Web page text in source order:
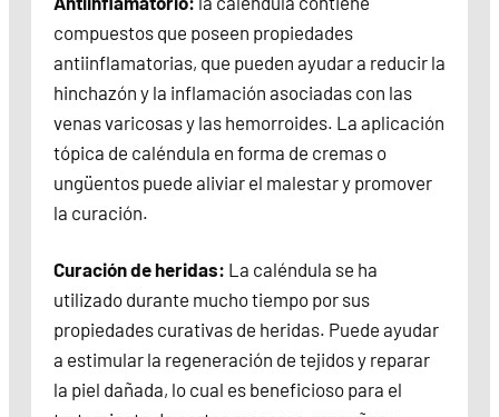
compuestos que poseen propiedades
antiinflamatorias, que pueden ayudar a reducir la
hinchazón y la inflamación asociadas con las
venas varicosas y las hemorroides. La aplicación
tópica de caléndula en forma de cremas o
ungüentos puede aliviar el malestar y promover
la curación.
Curación de heridas: La caléndula se ha
utilizado durante mucho tiempo por sus
propiedades curativas de heridas. Puede ayudar
a estimular la regeneración de tejidos y reparar
la piel dañada, lo cual es beneficioso para el